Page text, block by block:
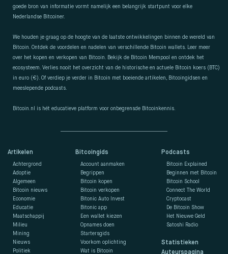
Artikelen
Achtergrond
Adoptie
Algemeen
Bitcoin nieuws
Economie
Educatie
Maatschappij
Milieu
Mining
Nieuws
Politiek
Bitcoingids
Account aanmaken
Begrippen
Bitcoin kopen
Bitcoin verkopen
Bitonic Auto Invest
Bitonic app
Een wallet kiezen
Opnames doen
Startersgids
Voorkom oplichting
Wat is Bitcoin
Podcasts
Bitcoin Explained
Beginnen met Bitcoin
Bitcoin School
Connect The World
Cryptocast
De Bitcoin Show
Het Nieuwe Geld
Satoshi Radio
Statistieken
Auteurspagina
goede bron van informatie vormt namelijk een belangrijk startpunt voor elke
Nederlandse Bitcoiner.
We houden je graag op de hoogte van de laatste ontwikkelingen binnen de wereld van
Bitcoin. Ontdek de voordelen en nadelen van verschillende Bitcoin wallets. Leer meer
over het kopen en verkopen van Bitcoin. Bekijk de Bitcoin Mempool en ontdek het
ecosysteem. Verlies nooit het overzicht van de historische en actuele Bitcoin koers (BTC)
in euro (€). Of verdiep je verder in Bitcoin met boeiende artikelen, Bitcoingidsen en
meeslepende podcasts.
Bitcoin.nl is hét educatieve platform voor onbegrensde Bitcoinkennis.